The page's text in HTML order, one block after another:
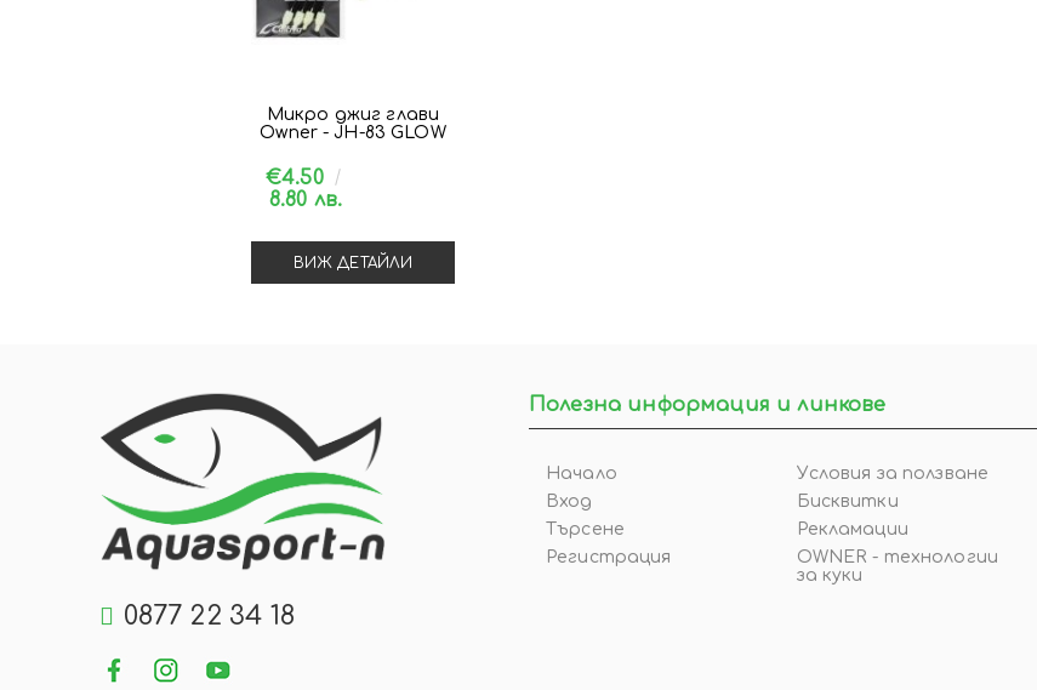
Микро джиг глави
Owner - JH-83 GLOW
€4.50
8.80 лв.
ВИЖ ДЕТАЙЛИ
0877 22 34 18
Полезна информация и линкове
Начало
Вход
Търсене
Регистрация
Условия за ползване
Бисквитки
Рекламации
OWNER - технологии
за куки